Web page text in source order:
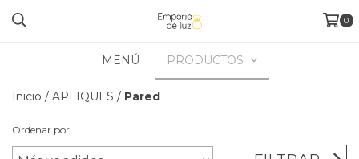
0
MENÚ PRODUCTOS
Inicio / APLIQUES / Pared
Ordenar por